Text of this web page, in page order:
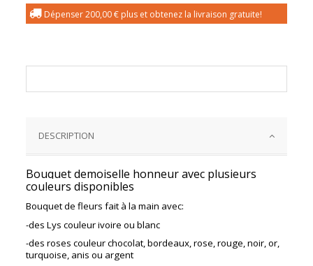
Dépenser200,00 € plus et obtenez la livraison gratuite!
DESCRIPTION
Bouquet demoiselle honneur avec plusieurs
couleurs disponibles
Bouquet de fleurs fait à la main avec:
-des Lys couleur ivoire ou blanc
-des roses couleur chocolat, bordeaux, rose, rouge, noir, or,
turquoise, anis ou argent